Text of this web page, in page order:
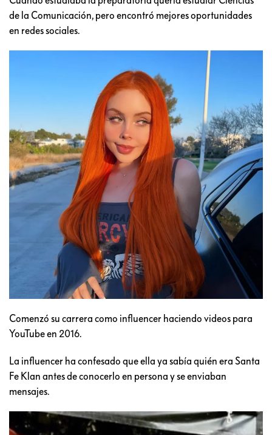
de la Comunicación, pero encontró mejores oportunidades
en redes sociales.
Comenzó su carrera como influencer haciendo videos para
YouTube en 2016.
La influencer ha confesado que ella ya sabía quién era Santa
Fe Klan antes de conocerlo en persona y se enviaban
mensajes.